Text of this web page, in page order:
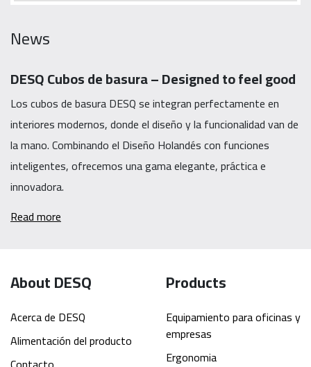
News
DESQ Cubos de basura – Designed to feel good
Los cubos de basura DESQ se integran perfectamente en
interiores modernos, donde el diseño y la funcionalidad van de
la mano. Combinando el Diseño Holandés con funciones
inteligentes, ofrecemos una gama elegante, práctica e
innovadora.
Read more
About DESQ
Acerca de DESQ
Alimentación del producto
Products
Equipamiento para oficinas y
empresas
Ergonomia